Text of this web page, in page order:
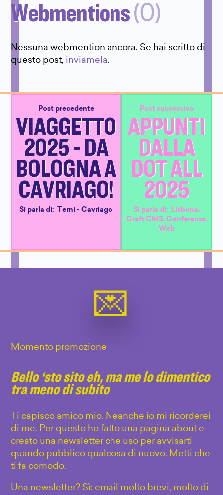
Webmentions(0)
Nessuna webmention ancora. Se hai scritto di
questo post, inviamela.
Post precedente
VIAGGETTO
2025 - DA
BOLOGNA A
CAVRIAGO!
Si parla di: Terni - Cavriago
Post successivo
APPUNTI
DALLA
DOT ALL
2025
Si parla di: Lisbona,
Craft CMS, Conferenza,
Web
Momento promozione
Bello ‘sto sito eh, ma me lo dimentico
tra meno di subito
Ti capisco amico mio. Neanche io mi ricorderei
di me. Per questo ho fatto una pagina about e
creato una newsletter che uso per avvisarti
quando pubblico qualcosa di nuovo. Metti che
ti fa comodo.
Una newsletter? Sì: email molto brevi, molto di